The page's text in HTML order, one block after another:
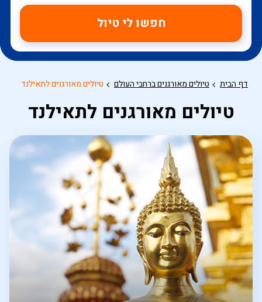
חפשו לי טיול
דף הבית טיולים מאורגנים ברחבי העולם טיולים מאורגנים לתאילנד
טיולים מאורגנים לתאילנד